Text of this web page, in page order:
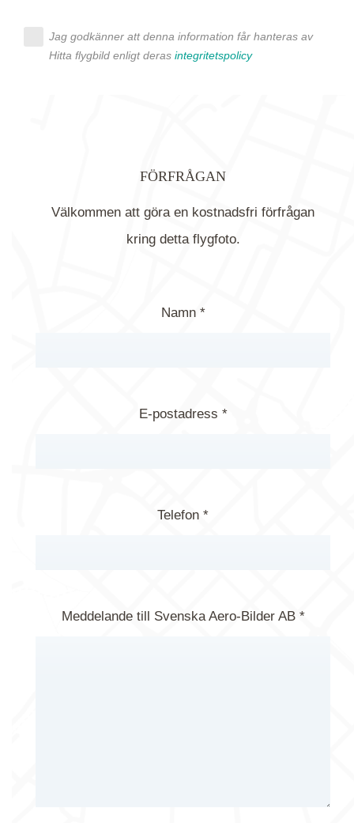
Jag godkänner att denna information får hanteras av
Hitta flygbild enligt deras integritetspolicy
FÖRFRÅGAN
Välkommen att göra en kostnadsfri förfrågan
kring detta flygfoto.
Namn *
E-postadress *
Telefon *
Meddelande till Svenska Aero-Bilder AB *